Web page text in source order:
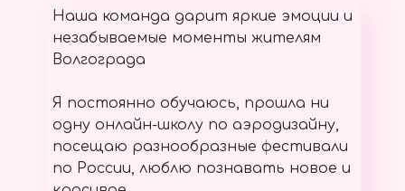
Наша команда дарит яркие эмоции и
незабываемые моменты жителям
Волгограда
Я постоянно обучаюсь, прошла ни
одну онлайн-школу по аэродизайну,
посещаю разнообразные фестивали
по России, люблю познавать новое и